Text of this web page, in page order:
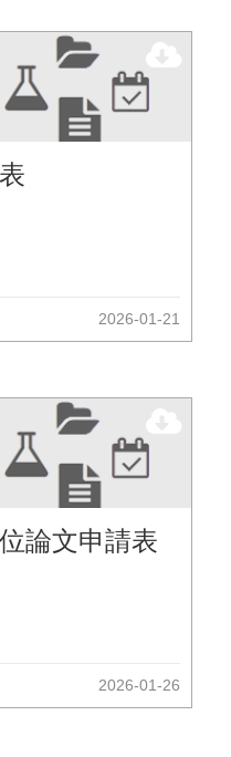
2026-01-21
論文申請表
2026-01-26